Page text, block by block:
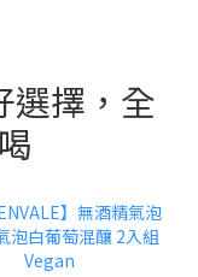
選擇，全